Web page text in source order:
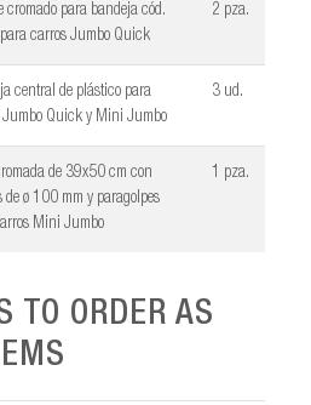
cromado para bandeja cód.
carros Jumbo Quick
2 pza.
central de plástico para
Jumbo Quick y Mini Jumbo
3 ud.
de 39x50 cm con
de ø 100 mm y paragolpes
Mini Jumbo
1 pza.
TO ORDER AS